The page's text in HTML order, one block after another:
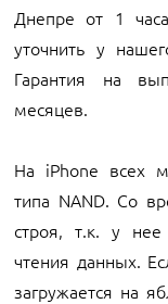
Днепре от 1
уточнить у
Гарантия на
месяцев.
На iPhone всех
типа NAND. Со
строя, т.к. у
чтения данных.
загружается на